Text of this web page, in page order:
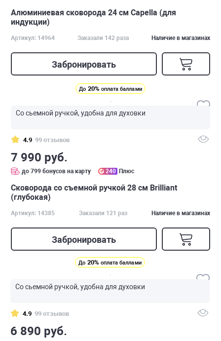
Алюминиевая сковорода 24 см Capella (для
индукции)
Артикул: 14964 Заказали 142 раза Наличие в магазинах
Забронировать
До 20% оплата баллами
Со сьемной ручкой, удобна для духовки
4.9 99 отзывов
7 990 руб.
до 799 бонусов на карту 240 Плюс
Сковорода со съемной ручкой 28 см Brilliant
(глубокая)
Артикул: 14385 Заказали 121 раз Наличие в магазинах
Забронировать
До 20% оплата баллами
Со сьемной ручкой, удобна для духовки
4.9 99 отзывов
6 890 руб.